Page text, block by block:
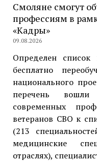
Смоляне смогут
профессиям в
«Кадры»
09.08.2026
Определен
бесплатно
национального
перечень
современных
ветеранов СВО к
(213
медицинские
отраслях),